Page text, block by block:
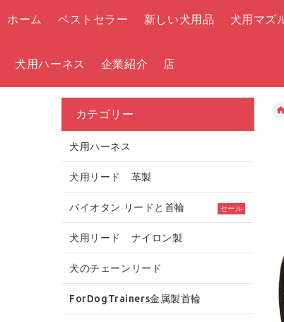
ホーム ベストセラー 新しい犬用品 犬用マ
犬用ハーネス 企業紹介 店
カテゴリー
犬用ハーネス
犬用リード 革製
バイオタン リードと首輪 セール
犬用リード ナイロン製
犬のチェーンリード
ForDogTrainers金属製首輪